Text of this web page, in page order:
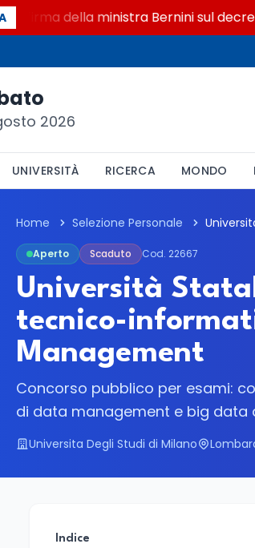
della ministra Bernini sul decreto
2026
UNIVERSITÀ RICERCA MONDO
Home Selezione Personale
Aperto Scaduto Cod. 22667
Università
tecnico-
Management
Concorso pubblico per esami:
di data management e big data
Universita Degli Studi di Milano
Indice